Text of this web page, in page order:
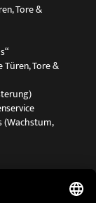
Tore &
Türen, Tore &
(Wachstum,